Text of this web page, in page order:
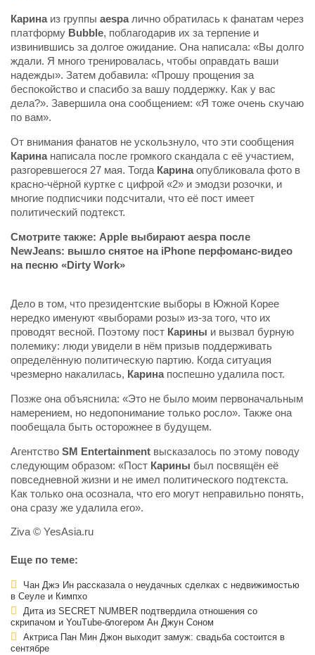
Карина из группы aespaлично обратилась к фанатам через
платформу Bubble, поблагодарив их за терпение и
извинившись за долгое ожидание. Она написала: «Вы долго
ждали. Я много тренировалась, чтобы оправдать ваши
надежды». Затем добавила: «Прошу прощения за
беспокойство и спасибо за вашу поддержку. Как у вас
дела?». Завершила она сообщением: «Я тоже очень скучаю
по вам».
От внимания фанатов не ускользнуло, что эти сообщения
Каринанаписала после громкого скандала с её участием,
разгоревшегося 27 мая. Тогда Каринаопубликовала фото в
красно-чёрной куртке с цифрой «2» и эмодзи розочки, и
многие подписчики подсчитали, что её пост имеет
политический подтекст.
Смотрите также: Apple выбирают aespa после
NewJeans: вышло снятое на iPhone перфоманс-видео
на песню «Dirty Work»
Дело в том, что президентские выборы в Южной Корее
нередко именуют «выборами розы» из-за того, что их
проводят весной. Поэтому пост Карины и вызвал бурную
полемику: люди увидели в нём призыв поддерживать
определённую политическую партию. Когда ситуация
чрезмерно накалилась, Каринапоспешно удалила пост.
Позже она объяснила: «Это не было моим первоначальным
намерением, но недопонимание только росло». Также она
пообещала быть осторожнее в будущем.
Агентство SM Entertainment высказалось по этому поводу
следующим образом: «Пост Карины был посвящён её
повседневной жизни и не имел политического подтекста.
Как только она осознала, что его могут неправильно понять,
она сразу же удалила его».
Ziva © YesAsia.ru
Еще по теме:
Чан Джэ Ин рассказала о неудачных сделках с недвижимостью
в Сеуле и Кимпхо
Дита из SECRET NUMBER подтвердила отношения со
скрипачом и YouTube-блогером Ан Джун Соном
Актриса Пан Мин Джон выходит замуж: свадьба состоится в
сентябре